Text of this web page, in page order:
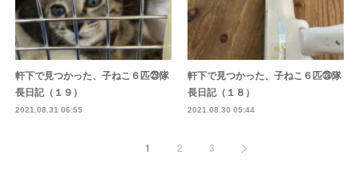
軒下で見つかった、子ねこ６匹㉙隊
長日記（１９）
2021.08.31 06:55
軒下で見つかった、子ねこ６匹㉘隊
長日記（１８）
2021.08.30 05:44
1 2 3